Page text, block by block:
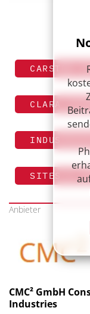
CARSTEN
CLARA
SITES &
Anbieter
CMC² GmbH
Industries